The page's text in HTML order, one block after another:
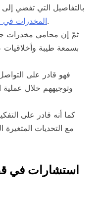
بالتفاصيل التي تفضي إلى
المخدرات في.
ثمّ إن محامي مخدرات
بسمعة طيبة وأخلاقيات
فهو قادر على
وتوجيههم خلال عملية
كما أنه قادر على
مع التحديات المتغيرة
استشارات في